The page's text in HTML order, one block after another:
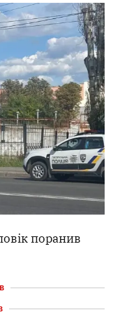
поранив